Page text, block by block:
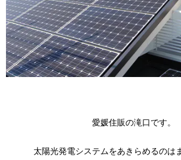
愛媛住販の滝口です。
太陽光発電システムをあきらめるのは